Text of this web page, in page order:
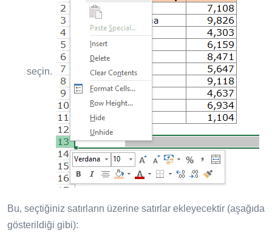
seçin.
Bu, seçtiğiniz satırların üzerine satırlar ekleyecektir (aşağıda
gösterildiği gibi):